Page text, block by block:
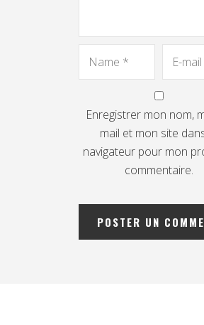
Enregistrer mon nom,
mail et mon site
navigateur pour mon
commentaire.